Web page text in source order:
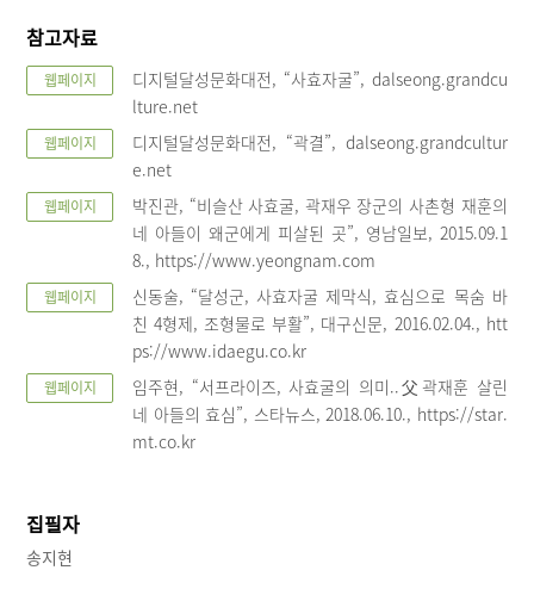
참고자료
웹페이지
디지털달성문화대전, “사효자굴”, dalseong.grandcu
lture.net
웹페이지
디지털달성문화대전, “곽결”, dalseong.grandcultur
e.net
웹페이지
박진관, “비슬산 사효굴, 곽재우 장군의 사촌형 재훈의
네 아들이 왜군에게 피살된 곳”, 영남일보, 2015.09.1
8., https://www.yeongnam.com
웹페이지
신동술, “달성군, 사효자굴 제막식, 효심으로 목숨 바
친 4형제, 조형물로 부활”, 대구신문, 2016.02.04., htt
ps://www.idaegu.co.kr
웹페이지
임주현, “서프라이즈, 사효굴의 의미..父곽재훈 살린
네 아들의 효심”, 스타뉴스, 2018.06.10., https://star.
mt.co.kr
집필자
송지현